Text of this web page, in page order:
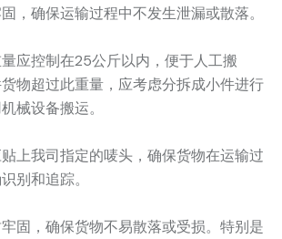
，确保运输过程中不发生泄漏或散落。
应控制在25公斤以内，便于人工搬
物超过此重量，应考虑分拆成小件进行
械设备搬运。
上我司指定的唛头，确保货物在运输过
别和追踪。
固，确保货物不易散落或受损。特别是